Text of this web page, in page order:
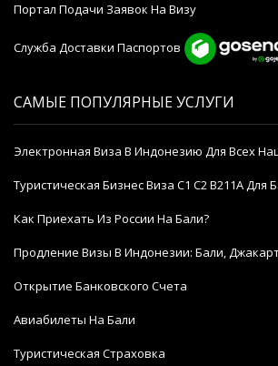
Портал Подачи Заявок На Визу
Служба Доставки Паспортов
САМЫЕ ПОПУЛЯРНЫЕ УСЛУГИ
Электронная Виза В Индонезию Для Всех
Туристическая Бизнес Виза C1 C2 B211A Для
Как Приехать Из России На Бали?
Продление Визы В Индонезии: Бали,
Открытие Банковского Счета
Авиабилеты На Бали
Туристическая Страховка